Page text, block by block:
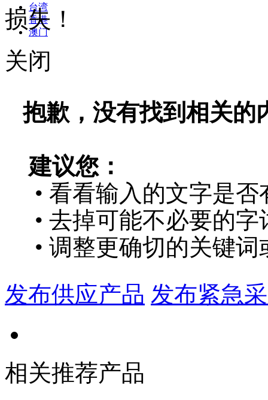
台湾
香港
澳门
损失！
关闭
抱歉，没有找到相关的
建议您：
• 看看输入的文字是否
• 去掉可能不必要的字
• 调整更确切的关键
发布供应产品 发布紧急
相关推荐产品